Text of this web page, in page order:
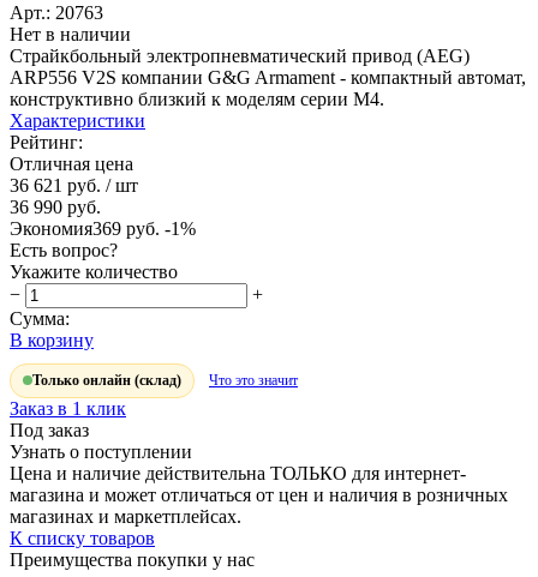
Арт.: 20763
Нет в наличии
Страйкбольный электропневматический привод (AEG)
ARP556 V2S компании G&G Armament - компактный автомат,
конструктивно близкий к моделям серии М4.
Характеристики
Рейтинг:
Отличная цена
36 621 руб. / шт
36 990 руб.
Экономия369 руб. -1%
Есть вопрос?
Укажите количество
−
+
Сумма:
В корзину
Только онлайн (склад) Что это значит
Заказ в 1 клик
Под заказ
Узнать о поступлении
Цена и наличие действительна ТОЛЬКО для интернет-
магазина и может отличаться от цен и наличия в розничных
магазинах и маркетплейсах.
К списку товаров
Преимущества покупки у нас